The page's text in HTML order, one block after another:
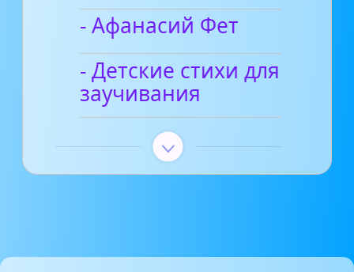
- Афанасий Фет
- Детские стихи для
заучивания